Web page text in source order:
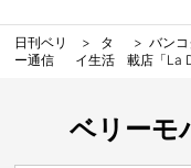
日刊ベリ
ー通信
タ
イ生活
バン
載店「La
ベリーモ